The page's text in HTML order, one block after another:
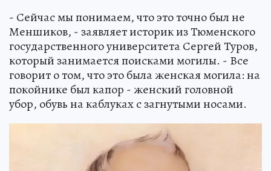
- Сейчас мы понимаем, что это точно был не
Меншиков, - заявляет историк из Тюменского
государственного университета Сергей Туров,
который занимается поисками могилы. - Все
говорит о том, что это была женская могила: на
покойнике был капор - женский головной
убор, обувь на каблуках с загнутыми носами.